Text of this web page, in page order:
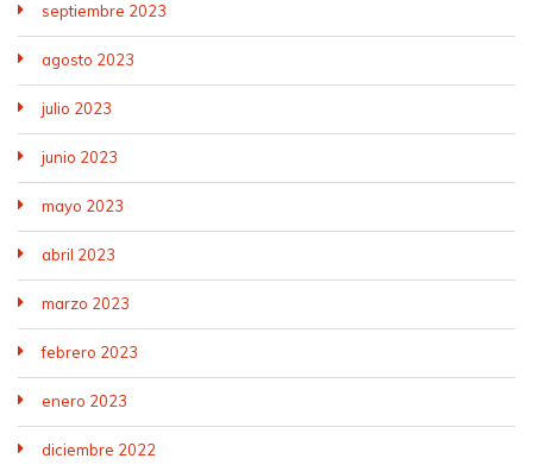
septiembre 2023
agosto 2023
julio 2023
junio 2023
mayo 2023
abril 2023
marzo 2023
febrero 2023
enero 2023
diciembre 2022